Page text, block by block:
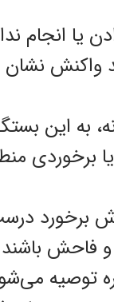
یا انجام
واکنش
به ‌این
یا برخوردی
برخورد
فاحش
توصیه